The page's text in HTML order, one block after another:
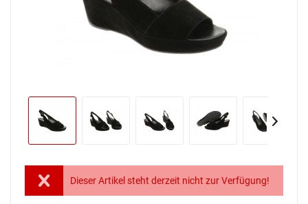
Dieser Artikel steht derzeit nicht zur Verfügung!